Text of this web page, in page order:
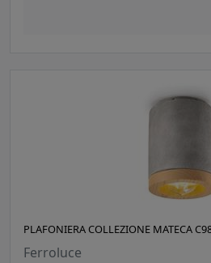
PLAFONIERA COLLEZIONE MATECA
Ferroluce